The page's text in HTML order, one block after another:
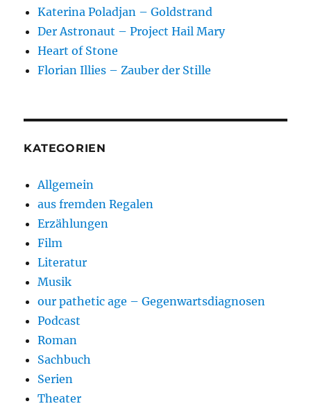
Katerina Poladjan – Goldstrand
Der Astronaut – Project Hail Mary
Heart of Stone
Florian Illies – Zauber der Stille
KATEGORIEN
Allgemein
aus fremden Regalen
Erzählungen
Film
Literatur
Musik
our pathetic age – Gegenwartsdiagnosen
Podcast
Roman
Sachbuch
Serien
Theater